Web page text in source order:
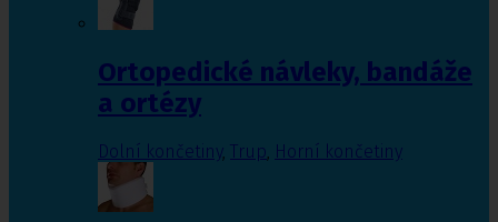
Ortopedické návleky, bandáže
a ortézy
Dolní končetiny, Trup, Horní končetiny